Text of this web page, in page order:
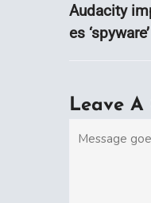
Audacity
es ‘spyware’
Leave A